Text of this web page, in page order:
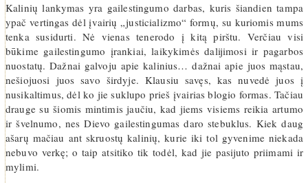
Kalinių lankymas yra gailestingumo darbas, kuris šiandien tampa
ypač vertingas dėl įvairių „justicializmo“ formų, su kuriomis mums
tenka susidurti. Nė vienas tenerodo į kitą pirštu. Verčiau visi
būkime gailestingumo įrankiai, laikykimės dalijimosi ir pagarbos
nuostatų. Dažnai galvoju apie kalinius… dažnai apie juos mąstau,
nešiojuosi juos savo širdyje. Klausiu savęs, kas nuvedė juos į
nusikaltimus, dėl ko jie suklupo prieš įvairias blogio formas. Tačiau
drauge su šiomis mintimis jaučiu, kad jiems visiems reikia artumo
ir švelnumo, nes Dievo gailestingumas daro stebuklus. Kiek daug
ašarų mačiau ant skruostų kalinių, kurie iki tol gyvenime niekada
nebuvo verkę; o taip atsitiko tik todėl, kad jie pasijuto priimami ir
mylimi.